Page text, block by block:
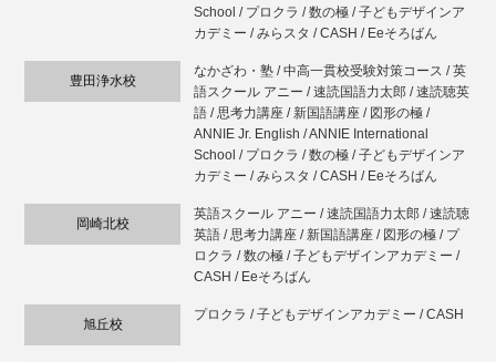
School / プロクラ / 数の極 / 子どもデザインア
カデミー / みらスタ / CASH / Eeそろばん
豊田浄水校
なかざわ・塾 / 中高一貫校受験対策コース / 英
語スクール アニー / 速読国語力太郎 / 速読聴英
語 / 思考力講座 / 新国語講座 / 図形の極 /
ANNIE Jr. English / ANNIE International
School / プロクラ / 数の極 / 子どもデザインア
カデミー / みらスタ / CASH / Eeそろばん
岡崎北校
英語スクール アニー / 速読国語力太郎 / 速読聴
英語 / 思考力講座 / 新国語講座 / 図形の極 / プ
ロクラ / 数の極 / 子どもデザインアカデミー /
CASH / Eeそろばん
旭丘校
プロクラ / 子どもデザインアカデミー / CASH